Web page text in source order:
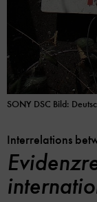
SONY DSC Bild:
Interrelations